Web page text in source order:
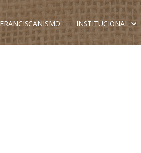
FRANCISCANISMO INSTITUCIONAL